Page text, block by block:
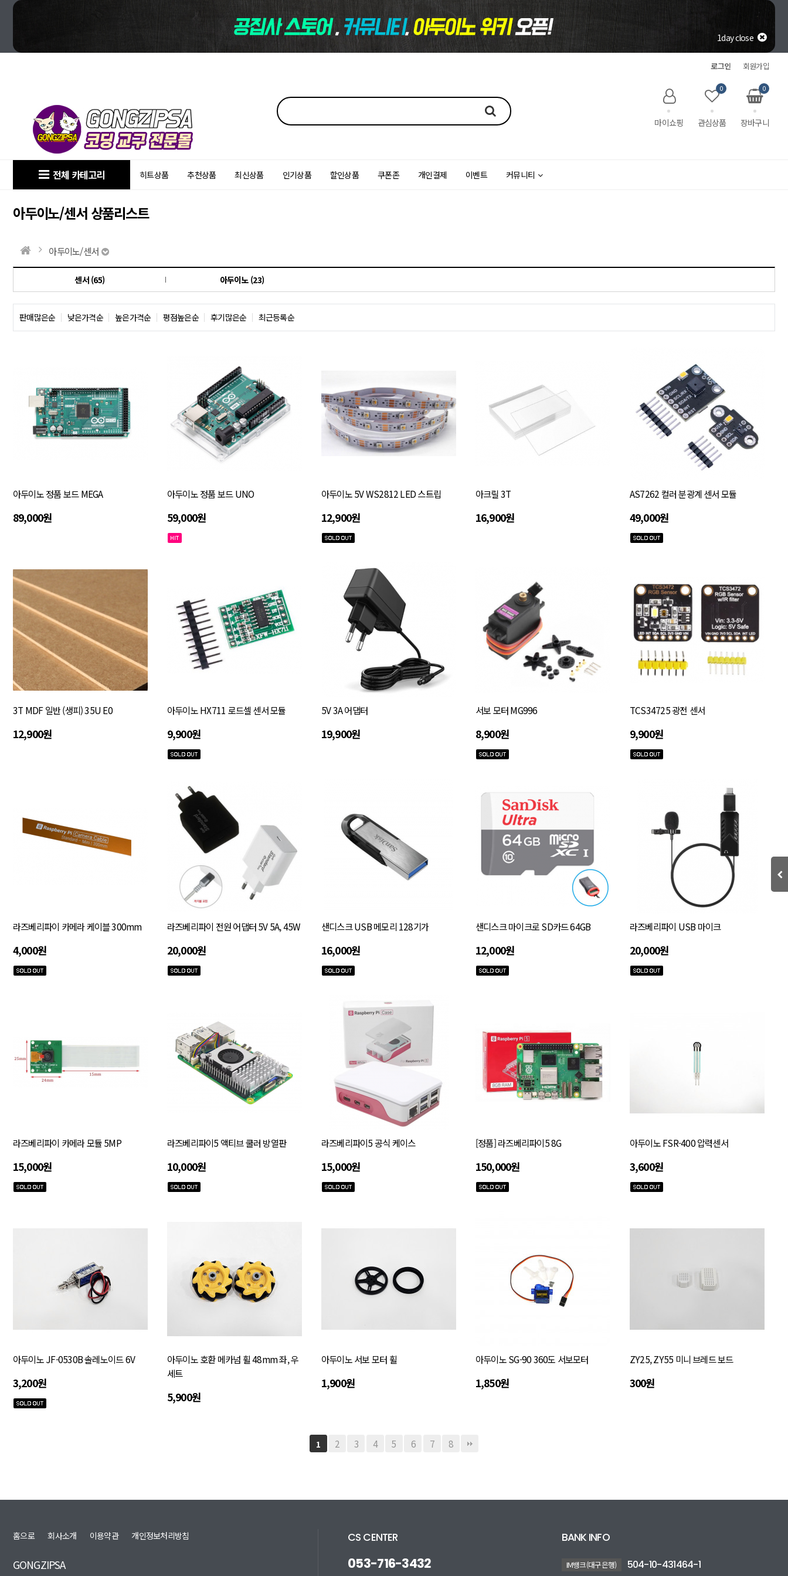
1day close
회원가입
로그인
장바구니
0
관심상품
0
마이쇼핑
전체 카테고리 히트상품 추천상품 최신상품 인기상품 할인상품 쿠폰존 개인결제 이벤트 커뮤니티
아두이노/센서 상품리스트
아두이노/센서
센서 (65) 아두이노 (23)
판매많은순 낮은가격순 높은가격순 평점높은순 후기많은순 최근등록순
아두이노 정품 보드 MEGA
89,000원
아두이노 정품 보드 UNO
59,000원
아두이노 5V WS2812 LED 스트립
12,900원
아크릴 3T
16,900원
AS7262 컬러 분광계 센서 모듈
49,000원
3T MDF 일반 (생피) 35U E0
12,900원
아두이노 HX711 로드셀 센서 모듈
9,900원
5V 3A 어댑터
19,900원
서보 모터 MG996
8,900원
TCS34725 광전 센서
9,900원
라즈베리파이 카메라 케이블 300mm
4,000원
라즈베리파이 전원 어댑터 5V 5A, 45W
20,000원
샌디스크 USB 메모리 128기가
16,000원
샌디스크 마이크로 SD카드 64GB
12,000원
라즈베리파이 USB 마이크
20,000원
라즈베리파이 카메라 모듈 5MP
15,000원
라즈베리파이5 액티브 쿨러 방열판
10,000원
라즈베리파이5 공식 케이스
15,000원
[정품] 라즈베리파이5 8G
150,000원
아두이노 FSR-400 압력센서
3,600원
아두이노 JF-0530B 솔레노이드 6V
3,200원
아두이노 호환 메카넘 휠 48mm 좌, 우
세트
5,900원
아두이노 서보 모터 휠
1,900원
아두이노 SG-90 360도 서보모터
1,850원
ZY25, ZY55 미니 브레드 보드
300원
1 2 3 4 5 6 7 8
CS CENTER
053-716-3432
BANK INFO
IM뱅크(대구은행) 504-10-431464-1
홈으로 회사소개 이용약관 개인정보처리방침
GONGZIPSA